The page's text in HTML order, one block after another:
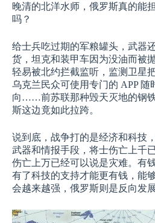
晚清的北洋水师，俄罗斯真的能
吗？
给士兵吃过期的军粮罐头，武器
货，坦克和装甲车因为没油而被
轻易被北约拦截监听，监测卫星
乌克兰民众可使用专门的 APP 随
向……前苏联那种毁天灭地的钢
斯这边竟如此拉跨。
说到底，战争打的是经济和科技
武器和情报手段，将士伤亡上千
伤亡上万已经可以说是灾难。有
有了科技的支持才能更有钱，能
会越来越强，俄罗斯则是反向发